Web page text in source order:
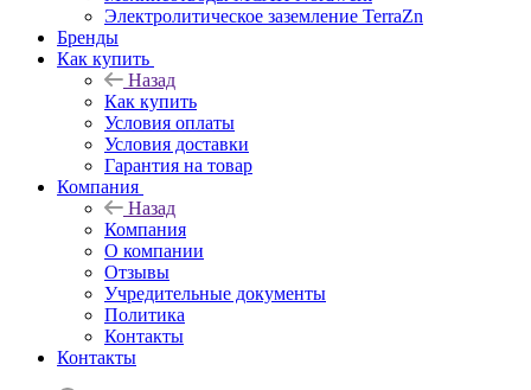
Электролитическое заземление TerraZn
Бренды
Как купить
Назад
Как купить
Условия оплаты
Условия доставки
Гарантия на товар
Компания
Назад
Компания
О компании
Отзывы
Учредительные документы
Политика
Контакты
Контакты